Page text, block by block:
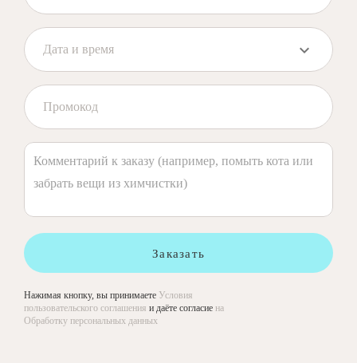
Заказать
Нажимая кнопку, вы принимаете Условия
пользовательского соглашения и даёте согласие на
Обработку персональных данных